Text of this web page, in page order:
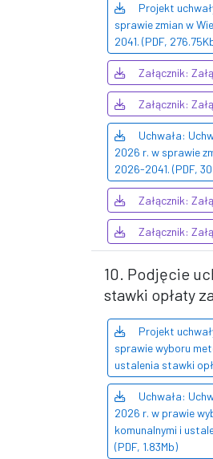
Projekt
sprawie zmian w
2041. (PDF,
Załącznik:
Załącznik:
Uchwała:
2026 r. w sprawie
2026-2041. (PDF,
Załącznik:
Załącznik:
10. Podjęcie
stawki opłaty
Projekt
sprawie wyboru
ustalenia stawki
Uchwała:
2026 r. w prawie
komunalnymi i
(PDF, 1.83Mb)